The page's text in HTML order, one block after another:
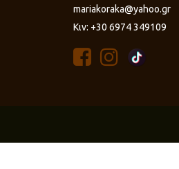
mariakoraka@yahoo.gr
Κιν: +30 6974 349109